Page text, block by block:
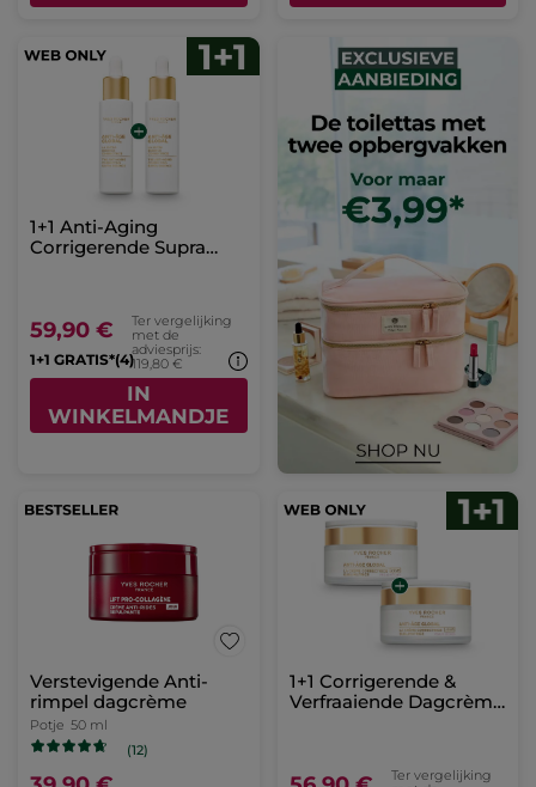
1+1 Anti-Aging
Corrigerende Supra
59,90 €
Ter vergelijking
met de
adviesprijs:
119,80 €
1+1 GRATIS*(4)
IN
WINKELMANDJE
Verstevigende Anti-
rimpel dagcrème
Potje 50 ml
(12)
1+1 Corrigerende &
Verfraaiende Dagcrème
Ter vergelijking